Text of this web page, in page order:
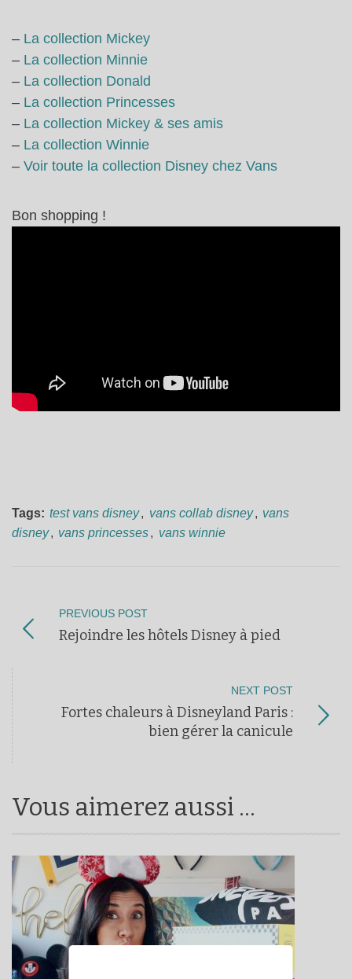
– La collection Mickey
– La collection Minnie
– La collection Donald
– La collection Princesses
– La collection Mickey & ses amis
– La collection Winnie
– Voir toute la collection Disney chez Vans
Bon shopping !
Tags: test vans disney, vans collab disney, vans
disney, vans princesses, vans winnie
PREVIOUS POST
Rejoindre les hôtels Disney à pied
NEXT POST
Fortes chaleurs à Disneyland Paris :
bien gérer la canicule
Vous aimerez aussi ...